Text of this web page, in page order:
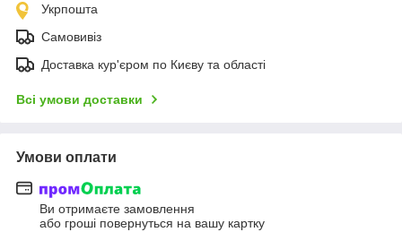
Укрпошта
Самовивіз
Доставка кур'єром по Києву та області
Всі умови доставки
Умови оплати
Ви отримаєте замовлення
або гроші повернуться на вашу картку